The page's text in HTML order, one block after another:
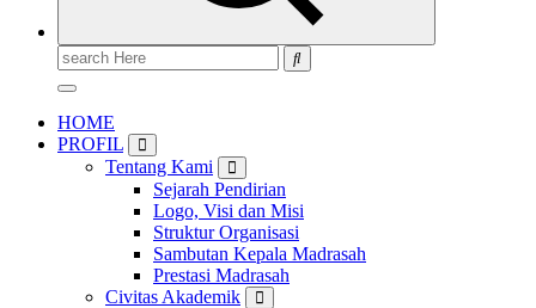
Search
for:
HOME
PROFIL
Tentang Kami
Sejarah Pendirian
Logo, Visi dan Misi
Struktur Organisasi
Sambutan Kepala Madrasah
Prestasi Madrasah
Civitas Akademik